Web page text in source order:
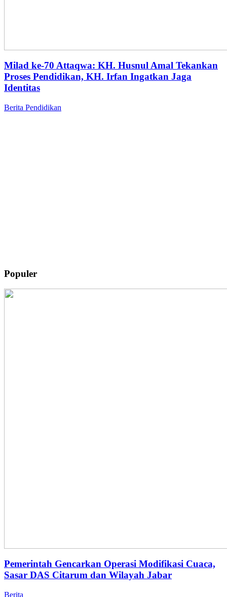
Milad ke-70 Attaqwa: KH. Husnul Amal Tekankan
Proses Pendidikan, KH. Irfan Ingatkan Jaga
Identitas
Berita Pendidikan
Populer
Pemerintah Gencarkan Operasi Modifikasi Cuaca,
Sasar DAS Citarum dan Wilayah Jabar
Berita